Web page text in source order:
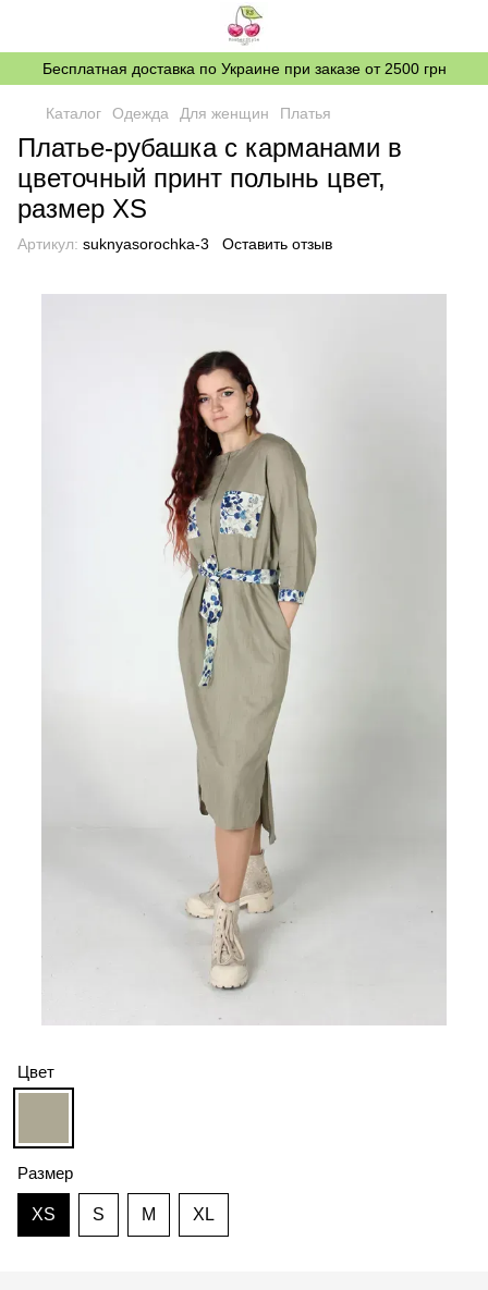
Бесплатная доставка по Украине при заказе от 2500 грн
Каталог Одежда Для женщин Платья
Платье-рубашка с карманами в
цветочный принт полынь цвет,
размер XS
Артикул: suknyasorochka-3 Оставить отзыв
Цвет
Размер
XS S M XL